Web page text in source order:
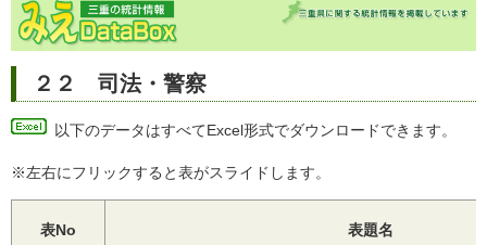
２２ 司法・警察
以下のデータはすべてExcel形式でダウンロードできます。
※左右にフリックすると表がスライドします。
表No 表題名